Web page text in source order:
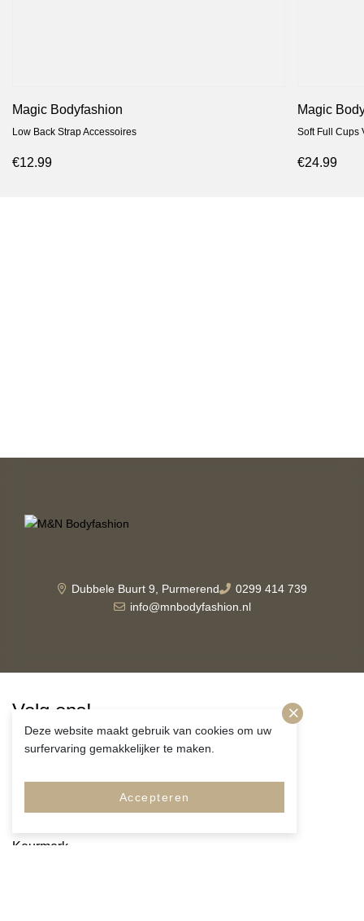
Deze website maakt gebruik van cookies om uw
surfervaring gemakkelijker te maken.
Accepteren
Magic Bodyfashion
Low Back Strap Accessoires
€12.99
Magic
Soft Full Cups
€24.99
Dubbele Buurt 9, Purmerend
0299 414 739
info@mnbodyfashion.nl
Volg ons!